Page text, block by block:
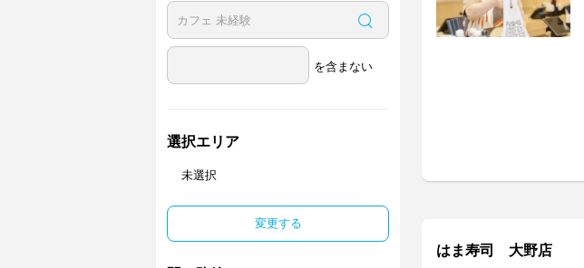
を含まない
選択エリア
未選択
変更する
はま寿司 大野店